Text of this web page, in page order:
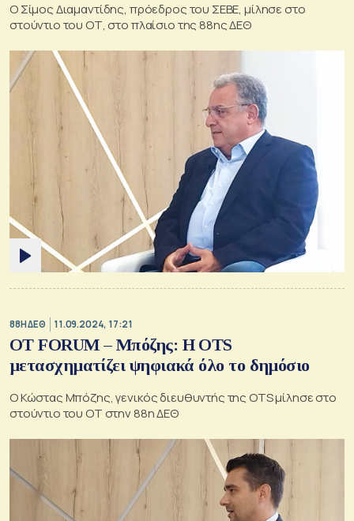
Ο Σίμος Διαμαντίδης, πρόεδρος του ΣΕΒΕ, μίλησε στο
στούντιο του ΟΤ, στο πλαίσιο της 88ης ΔΕΘ
88Η ΔΕΘ 11.09.2024, 17:21
OT FORUM – Μπόζης: H OTS
μετασχηματίζει ψηφιακά όλο το δημόσιο
Ο Κώστας Μπόζης, γενικός διευθυντής της OTS μίλησε στο
στούντιο του ΟΤ στην 88η ΔΕΘ